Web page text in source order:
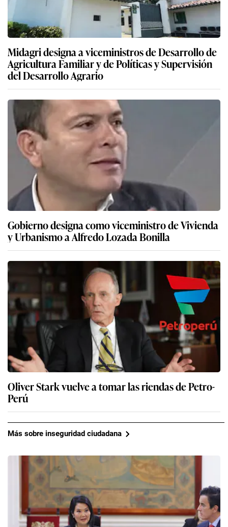
Midagri designa a viceministros de Desarrollo de
Agricultura Familiar y de Políticas y Supervisión
del Desarrollo Agrario
Gobierno designa como viceministro de Vivienda
y Urbanismo a Alfredo Lozada Bonilla
Oliver Stark vuelve a tomar las riendas de Petro-
Perú
Más sobre inseguridad ciudadana